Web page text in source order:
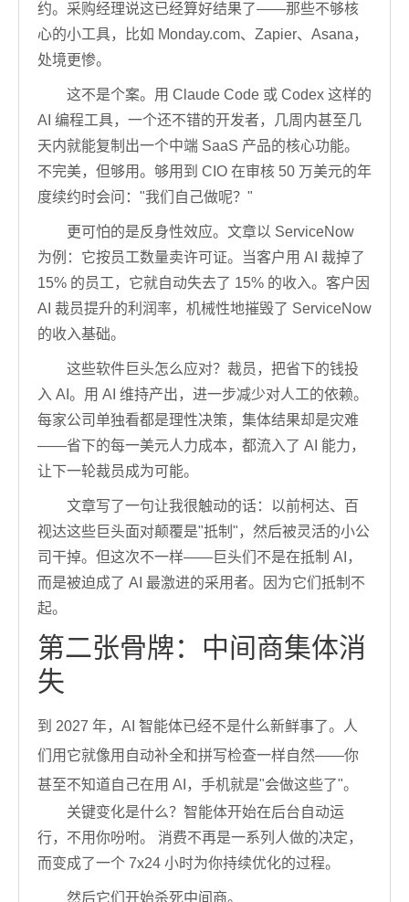
约。采购经理说这已经算好结果了——那些不够核
心的小工具，比如 Monday.com、Zapier、Asana，
处境更惨。
这不是个案。用 Claude Code 或 Codex 这样的
AI 编程工具，一个还不错的开发者，几周内甚至几
天内就能复制出一个中端 SaaS 产品的核心功能。
不完美，但够用。够用到 CIO 在审核 50 万美元的年
度续约时会问："我们自己做呢？"
更可怕的是反身性效应。文章以 ServiceNow
为例：它按员工数量卖许可证。当客户用 AI 裁掉了
15% 的员工，它就自动失去了 15% 的收入。客户因
AI 裁员提升的利润率，机械性地摧毁了 ServiceNow
的收入基础。
这些软件巨头怎么应对？裁员，把省下的钱投
入 AI。用 AI 维持产出，进一步减少对人工的依赖。
每家公司单独看都是理性决策，集体结果却是灾难
——省下的每一美元人力成本，都流入了 AI 能力，
让下一轮裁员成为可能。
文章写了一句让我很触动的话：以前柯达、百
视达这些巨头面对颠覆是"抵制"，然后被灵活的小公
司干掉。但这次不一样——巨头们不是在抵制 AI，
而是被迫成了 AI 最激进的采用者。因为它们抵制不
起。
第二张骨牌：中间商集体消
失
到 2027 年，AI 智能体已经不是什么新鲜事了。人
们用它就像用自动补全和拼写检查一样自然——你
甚至不知道自己在用 AI，手机就是"会做这些了"。
关键变化是什么？智能体开始在后台自动运
行，不用你吩咐。 消费不再是一系列人做的决定，
而变成了一个 7x24 小时为你持续优化的过程。
然后它们开始杀死中间商。